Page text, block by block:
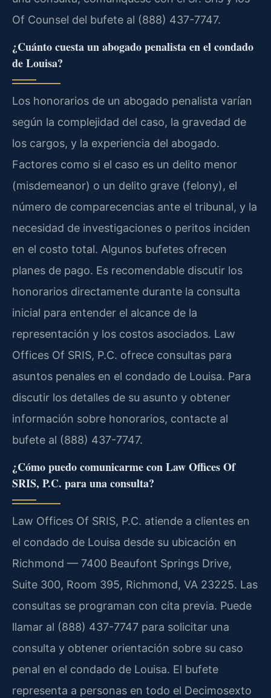
Of Counsel del bufete al (888) 437-7747.
¿Cuánto cuesta un abogado penalista en el condado
de Louisa?
Los honorarios de un abogado penalista varían
según la complejidad del caso, la gravedad de
los cargos, y la experiencia del abogado.
Factores como si el caso es un delito menor
(misdemeanor) o un delito grave (felony), el
número de comparecencias ante el tribunal, y la
necesidad de investigaciones o peritos inciden
en el costo total. Algunos bufetes ofrecen
planes de pago. Es recomendable discutir los
honorarios directamente durante la consulta
inicial para entender el alcance de la
representación y los costos asociados. Law
Offices Of SRIS, P.C. ofrece consultas para
asuntos penales en el condado de Louisa. Para
discutir los detalles de su asunto y obtener
información sobre honorarios, contacte al
bufete al (888) 437-7747.
¿Cómo puedo comunicarme con Law Offices Of
SRIS, P.C. para una consulta?
Law Offices Of SRIS, P.C. atiende a clientes en
el condado de Louisa desde su ubicación en
Richmond — 7400 Beaufont Springs Drive,
Suite 300, Room 395, Richmond, VA 23225. Las
consultas se programan con cita previa. Puede
llamar al (888) 437-7747 para solicitar una
consulta y obtener orientación sobre su caso
penal en el condado de Louisa. El bufete
representa a personas en todo el Decimosexto